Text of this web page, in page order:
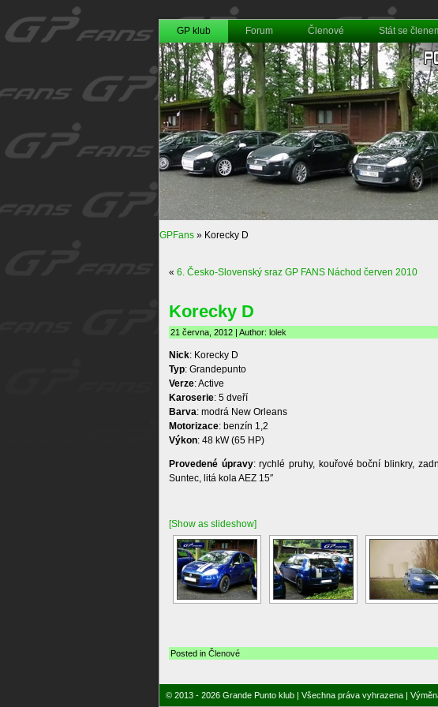
GP klub Forum Členové Stát se
GPFans » Korecky D
« 6. Česko-Slovenský sraz GP FANS Náchod červen 2010
Korecky D
21 června, 2012 | Author: lolek
Nick: Korecky D
Typ: Grandepunto
Verze: Active
Karoserie: 5 dveří
Barva: modrá New Orleans
Motorizace: benzín 1,2
Výkon: 48 kW (65 HP)
Provedené úpravy: rychlé pruhy, kouřové boční blinkry,
Suntec, litá kola AEZ 15″
[Show as slideshow]
Posted in Členové
© 2013 - 2026 Grande Punto klub | Všechna práva vyhrazena |